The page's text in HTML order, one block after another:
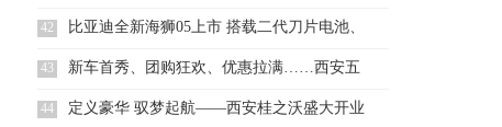
心盛
42
比亚迪全新海狮05上市 搭载二代刀片电池、
闪充
43
新车首秀、团购狂欢、优惠拉满……西安五
一车展王
44 定义豪华 驭梦起航——西安桂之沃盛大开业